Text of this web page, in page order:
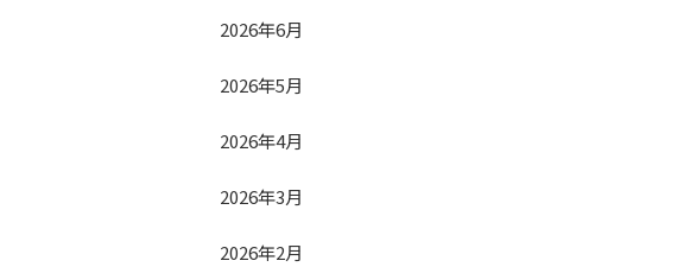
2026年6月
2026年5月
2026年4月
2026年3月
2026年2月